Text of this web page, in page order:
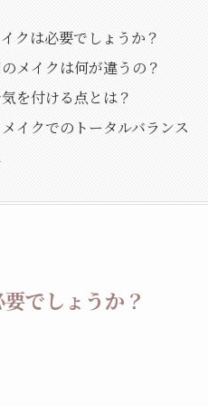
クは必要でしょうか？
メイクは何が違うの？
を付ける点とは？
イクでのトータルバランス
でしょうか？